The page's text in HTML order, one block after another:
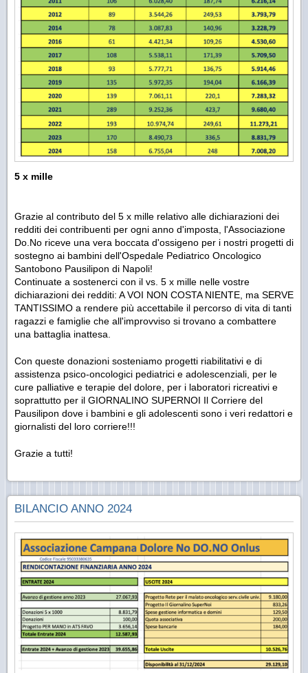
5 x mille
Grazie al contributo del 5 x mille relativo alle dichiarazioni dei
redditi dei contribuenti per ogni anno d'imposta, l'Associazione
Do.No riceve una vera boccata d'ossigeno per i nostri progetti di
sostegno ai bambini dell'Ospedale Pediatrico Oncologico
Santobono Pausilipon di Napoli!
Continuate a sostenerci con il vs. 5 x mille nelle vostre
dichiarazioni dei redditi: A VOI NON COSTA NIENTE, ma SERVE
TANTISSIMO a rendere più accettabile il percorso di vita di tanti
ragazzi e famiglie che all'improvviso si trovano a combattere
una battaglia inattesa.
Con queste donazioni sosteniamo progetti riabilitativi e di
assistenza psico-oncologici pediatrici e adolescenziali, per le
cure palliative e terapie del dolore, per i laboratori ricreativi e
soprattutto per il GIORNALINO SUPERNOI Il Corriere del
Pausilipon dove i bambini e gli adolescenti sono i veri redattori e
giornalisti del loro corriere!!!
Grazie a tutti!
BILANCIO ANNO 2024